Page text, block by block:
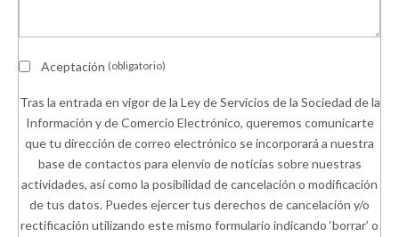
Aceptación (obligatorio)
Tras la entrada en vigor de la Ley de Servicios de la Sociedad de la
Información y de Comercio Electrónico, queremos comunicarte
que tu dirección de correo electrónico se incorporará a nuestra
base de contactos para elenvío de noticias sobre nuestras
actividades, así como la posibilidad de cancelación o modificación
de tus datos. Puedes ejercer tus derechos de cancelación y/o
rectificación utilizando este mismo formulario indicando ‘borrar’ o